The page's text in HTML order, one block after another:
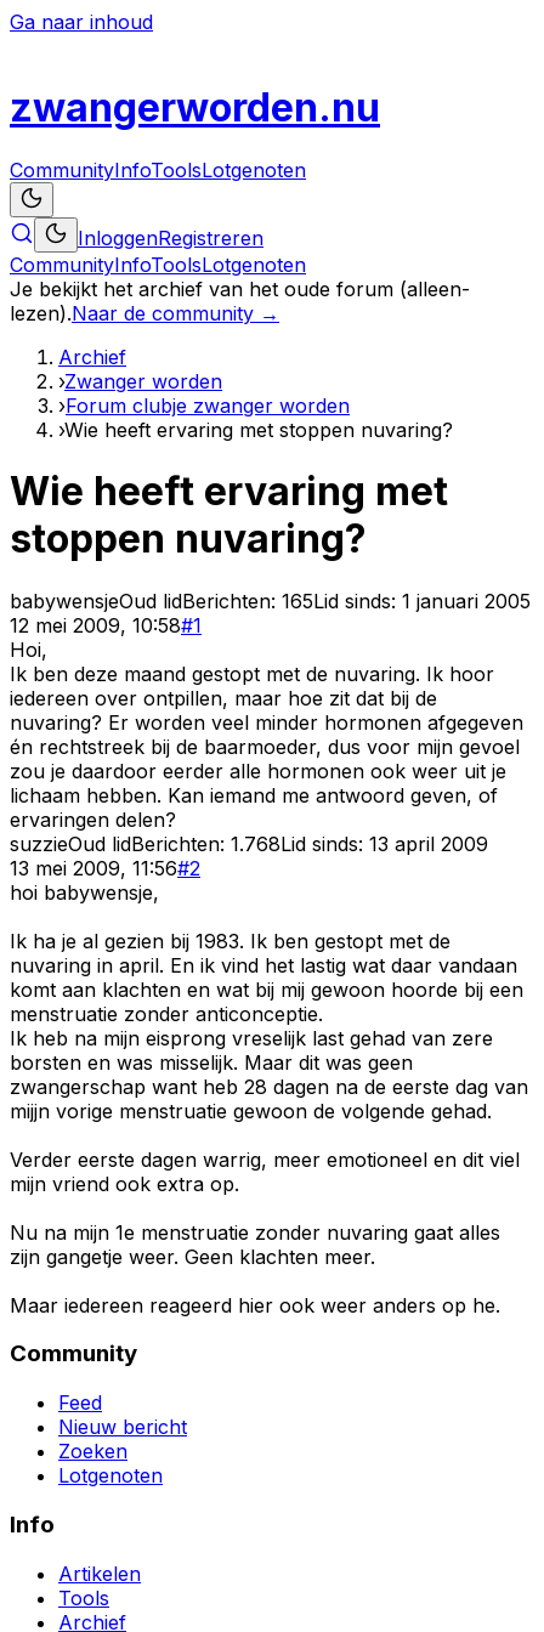
Ga naar inhoud
zwangerworden.nu
CommunityInfoToolsLotgenoten
InloggenRegistreren
CommunityInfoToolsLotgenoten
Je bekijkt het archief van het oude forum (alleen-
lezen).Naar de community →
Archief
›Zwanger worden
›Forum clubje zwanger worden
›Wie heeft ervaring met stoppen nuvaring?
Wie heeft ervaring met
stoppen nuvaring?
babywensjeOud lidBerichten: 165Lid sinds: 1 januari 2005
12 mei 2009, 10:58#1
Hoi,
Ik ben deze maand gestopt met de nuvaring. Ik hoor
iedereen over ontpillen, maar hoe zit dat bij de
nuvaring? Er worden veel minder hormonen afgegeven
én rechtstreek bij de baarmoeder, dus voor mijn gevoel
zou je daardoor eerder alle hormonen ook weer uit je
lichaam hebben. Kan iemand me antwoord geven, of
ervaringen delen?
suzzieOud lidBerichten: 1.768Lid sinds: 13 april 2009
13 mei 2009, 11:56#2
hoi babywensje,
Ik ha je al gezien bij 1983. Ik ben gestopt met de
nuvaring in april. En ik vind het lastig wat daar vandaan
komt aan klachten en wat bij mij gewoon hoorde bij een
menstruatie zonder anticonceptie.
Ik heb na mijn eisprong vreselijk last gehad van zere
borsten en was misselijk. Maar dit was geen
zwangerschap want heb 28 dagen na de eerste dag van
mijjn vorige menstruatie gewoon de volgende gehad.
Verder eerste dagen warrig, meer emotioneel en dit viel
mijn vriend ook extra op.
Nu na mijn 1e menstruatie zonder nuvaring gaat alles
zijn gangetje weer. Geen klachten meer.
Maar iedereen reageerd hier ook weer anders op he.
Community
Feed
Nieuw bericht
Zoeken
Lotgenoten
Info
Artikelen
Tools
Archief